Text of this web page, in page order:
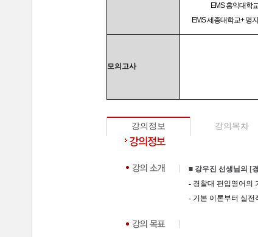
EMS 홍익대학
EMS 세종대학교+ 명
모의고사
강의정보 강의목차
■ 강우진 선생님의 [
- 경찰대 편입영어의
- 기본 이론부터 실전